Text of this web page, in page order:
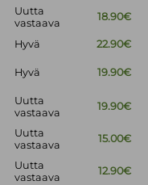
Uutta
vastaava
18.90€
Hyvä
22.90€
Hyvä 19.90€
Uutta
vastaava
19.90€
Uutta
vastaava
15.00€
Uutta
vastaava
12.90€